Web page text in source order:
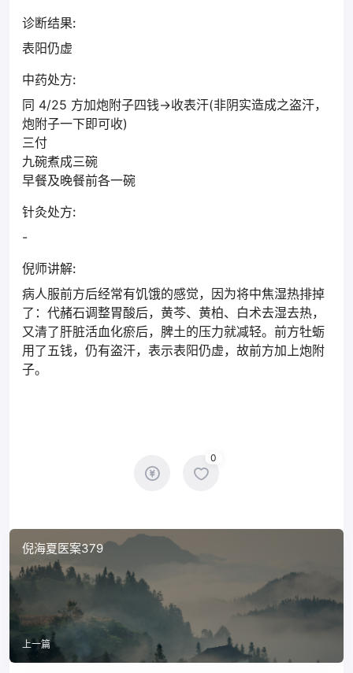
诊断结果:
表阳仍虚
中药处方:
同 4/25 方加炮附子四钱→收表汗(非阴实造成之盗汗，
炮附子一下即可收)
三付
九碗煮成三碗
早餐及晚餐前各一碗
针灸处方:
-
倪师讲解:
病人服前方后经常有饥饿的感觉，因为将中焦湿热排掉
了：代赭石调整胃酸后，黄芩、黄柏、白术去湿去热，
又清了肝脏活血化瘀后，脾土的压力就减轻。前方牡蛎
用了五钱，仍有盗汗，表示表阳仍虚，故前方加上炮附
子。
0
倪海夏医案379
上一篇